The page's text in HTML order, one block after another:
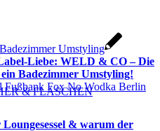
& FLASCHEN
Liebe: WELD & CO – Die
Badezimmer Umstyling!
& warum der